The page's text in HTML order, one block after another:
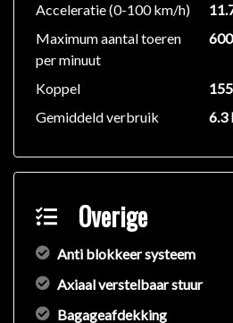
Grootlichtassistent
Lichtmetalen velgen 17"
Mistlampen voor
Warmtewerende voorruit
Bluetooth
Multimedia-voorbereiding
Spraakbediening
Stuurwiel multifunctioneel
7" kleurenscherm
Interieur:
Acceleratie (0-100 km/h)
Maximum aantal toeren
per minuut
Koppel
Gemiddeld verbruik
6.3
Overige
Anti blokkeer systeem
Axiaal verstelbaar stuur
Bagageafdekking